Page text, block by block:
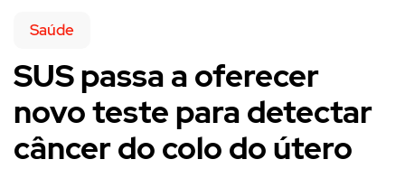
Saúde
SUS passa a oferecer
novo teste para detectar
câncer do colo do útero